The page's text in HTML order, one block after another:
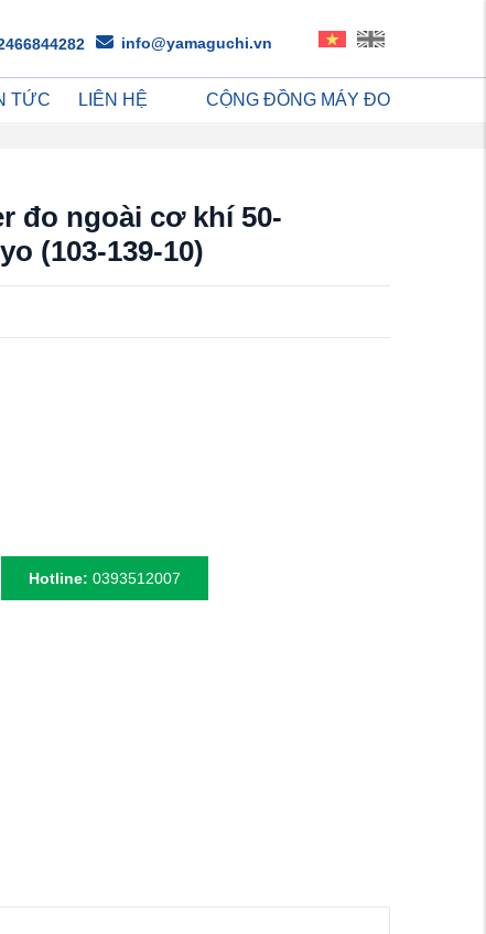
info@yamaguchi.vn
TỨC LIÊN HỆ CỘNG ĐỒNG MÁY ĐO
đo ngoài cơ khí 50-
(103-139-10)
Hotline: 0393512007